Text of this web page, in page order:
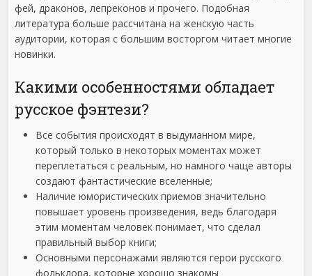
фей, драконов, лепреконов и прочего. Подобная
литература больше рассчитана на женскую часть
аудитории, которая с большим восторгом читает многие
новинки.
Какими особенностями обладает
русское фэнтези?
Все события происходят в выдуманном мире,
который только в некоторых моментах может
переплетаться с реальным, но намного чаще авторы
создают фантастические вселенные;
Наличие юмористических приемов значительно
повышает уровень произведения, ведь благодаря
этим моментам человек понимает, что сделал
правильный выбор книги;
Основными персонажами являются герои русского
фольклора, которые хорошо знакомы